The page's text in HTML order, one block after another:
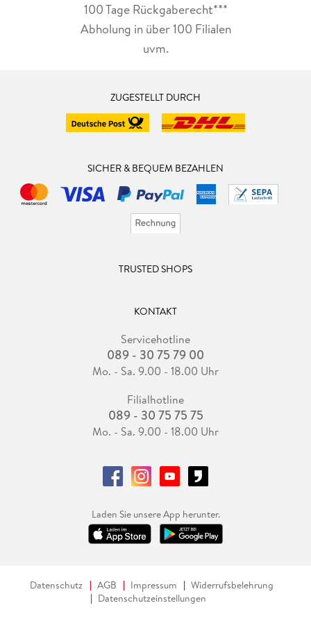
100 Tage Rückgaberecht***
Abholung in über 100 Filialen
uvm.
ZUGESTELLT DURCH
SICHER & BEQUEM BEZAHLEN
TRUSTED SHOPS
KONTAKT
Servicehotline
089 - 30 75 79 00
Mo. - Sa. 9.00 - 18.00 Uhr
Filialhotline
089 - 30 75 75 75
Mo. - Sa. 9.00 - 18.00 Uhr
Laden Sie unsere App herunter.
Datenschutz AGB Impressum
Widerrufsbelehrung
Datenschutzeinstellungen